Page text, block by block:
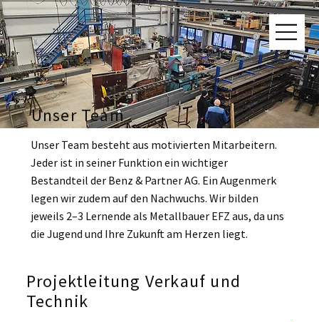
Projektleitung Verkauf und
Technik
Unser Team
Unser Team besteht aus motivierten Mitarbeitern.
Jeder ist in seiner Funktion ein wichtiger
Bestandteil der Benz & Partner AG. Ein Augenmerk
legen wir zudem auf den Nachwuchs. Wir bilden
jeweils 2–3 Lernende als Metallbauer EFZ aus, da uns
die Jugend und Ihre Zukunft am Herzen liegt.